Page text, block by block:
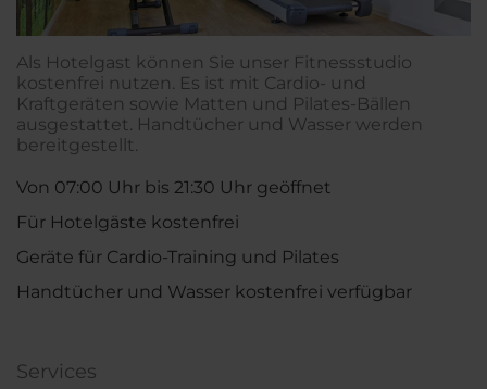
Als Hotelgast können Sie unser Fitnessstudio
kostenfrei nutzen. Es ist mit Cardio- und
Kraftgeräten sowie Matten und Pilates-Bällen
ausgestattet. Handtücher und Wasser werden
bereitgestellt.
Von 07:00 Uhr bis 21:30 Uhr geöffnet
Für Hotelgäste kostenfrei
Geräte für Cardio-Training und Pilates
Handtücher und Wasser kostenfrei verfügbar
Services